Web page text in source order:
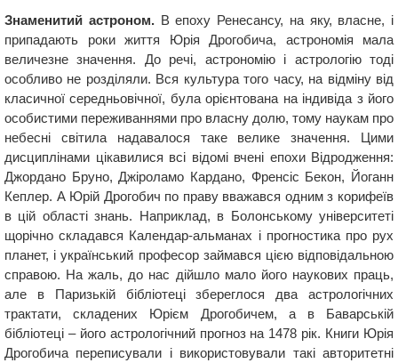
Знаменитий астроном.В епоху Ренесансу, на яку, власне, і
припадають роки життя Юрія Дрогобича, астрономія мала
величезне значення. До речі, астрономію і астрологію тоді
особливо не розділяли. Вся культура того часу, на відміну від
класичної середньовічної, була орієнтована на індивіда з його
особистими переживаннями про власну долю, тому наукам про
небесні світила надавалося таке велике значення. Цими
дисциплінами цікавилися всі відомі вчені епохи Відродження:
Джордано Бруно, Джіроламо Кардано, Френсіс Бекон, Йоганн
Кеплер. А Юрій Дрогобич по праву вважався одним з корифеїв
в цій області знань. Наприклад, в Болонському університеті
щорічно складався Календар-альманах і прогностика про рух
планет, і український професор займався цією відповідальною
справою. На жаль, до нас дійшло мало його наукових праць,
але в Паризькій бібліотеці збереглося два астрологічних
трактати, складених Юрієм Дрогобичем, а в Баварській
бібліотеці – його астрологічний прогноз на 1478 рік. Книги Юрія
Дрогобича переписували і використовували такі авторитетні